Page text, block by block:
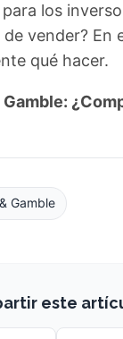
los
vender? En
qué hacer.
Gamble
este